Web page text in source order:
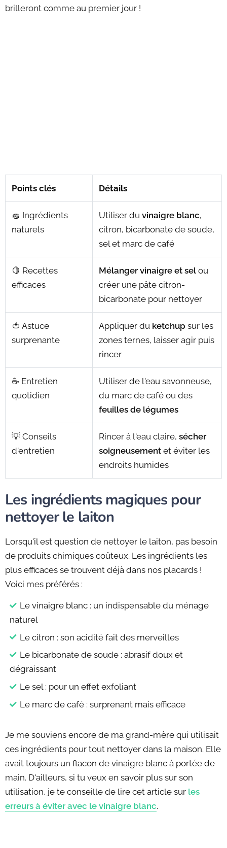
brilleront comme au premier jour !
Points clés Détails
🧽 Ingrédients
naturels
Utiliser du vinaigre blanc,
citron, bicarbonate de soude,
sel et marc de café
🍋 Recettes
efficaces
Mélanger vinaigre et sel ou
créer une pâte citron-
bicarbonate pour nettoyer
🍅 Astuce
surprenante
Appliquer du ketchup sur les
zones ternes, laisser agir puis
rincer
☕ Entretien
quotidien
Utiliser de l'eau savonneuse,
du marc de café ou des
feuilles de légumes
💡 Conseils
d'entretien
Rincer à l'eau claire, sécher
soigneusement et éviter les
endroits humides
Les ingrédients magiques pour
nettoyer le laiton
Lorsqu'il est question de nettoyer le laiton, pas besoin
de produits chimiques coûteux. Les ingrédients les
plus efficaces se trouvent déjà dans nos placards !
Voici mes préférés :
Le vinaigre blanc : un indispensable du ménage
naturel
Le citron : son acidité fait des merveilles
Le bicarbonate de soude : abrasif doux et
dégraissant
Le sel : pour un effet exfoliant
Le marc de café : surprenant mais efficace
Je me souviens encore de ma grand-mère qui utilisait
ces ingrédients pour tout nettoyer dans la maison. Elle
avait toujours un flacon de vinaigre blanc à portée de
main. D'ailleurs, si tu veux en savoir plus sur son
utilisation, je te conseille de lire cet article sur les
erreurs à éviter avec le vinaigre blanc.